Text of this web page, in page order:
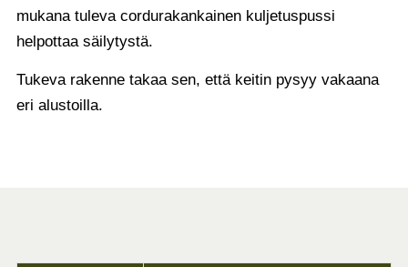
mukana tuleva cordurakankainen kuljetuspussi
helpottaa säilytystä.
Tukeva rakenne takaa sen, että keitin pysyy vakaana
eri alustoilla.